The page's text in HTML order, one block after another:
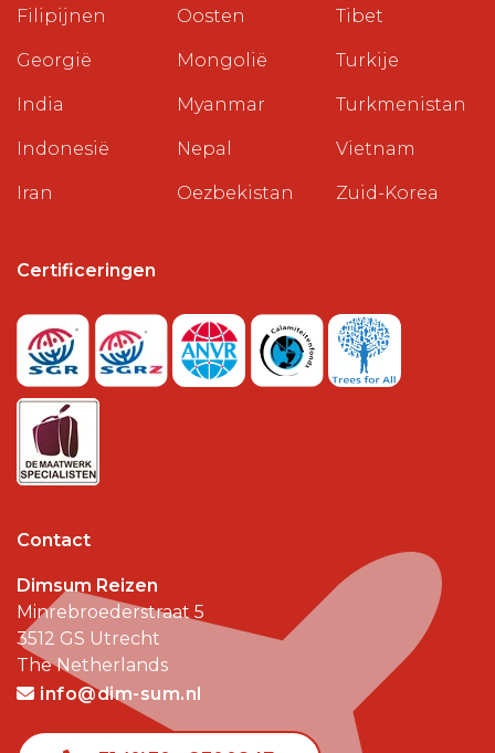
Filipijnen
Georgië
India
Indonesië
Iran
Oosten
Mongolië
Myanmar
Nepal
Oezbekistan
Tibet
Turkije
Turkmenistan
Vietnam
Zuid-Korea
Certificeringen
Contact
Dimsum Reizen
Minrebroederstraat 5
3512 GS Utrecht
The Netherlands
info@dim-sum.nl